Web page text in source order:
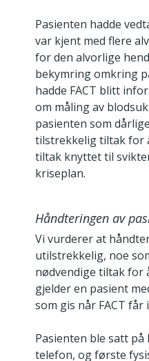
Pasienten hadde
var kjent med flere
for den alvorlige
bekymring omkring
hadde FACT blitt
om måling av
pasienten som
tilstrekkelig tiltak for
tiltak knyttet til
kriseplan.
Håndteringen av
Vi vurderer at
utilstrekkelig, noe
nødvendige tiltak for
gjelder en pasient
som gis når FACT
Pasienten ble satt på
telefon, og første